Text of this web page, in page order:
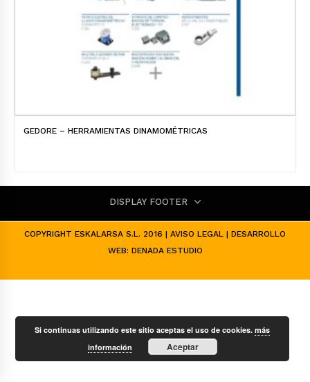
GEDORE – HERRAMIENTAS DINAMOMÉTRICAS
DISPLAY FOOTER
COPYRIGHT ESKALARSA S.L. 2016 | AVISO LEGAL | DESARROLLO
WEB: DENADA ESTUDIO
Si continuas utilizando este sitio aceptas el uso de cookies.más
información
Aceptar